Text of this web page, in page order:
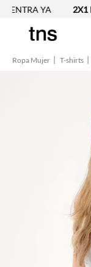
YA 2X1 EN
Ropa Mujer T-shirts